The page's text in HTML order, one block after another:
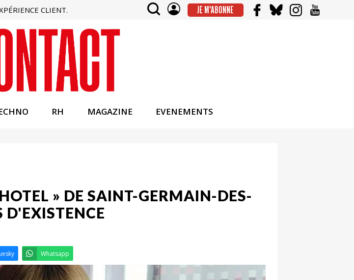
CLIENT. JE M'ABONNE
RH MAGAZINE EVENEMENTS
» DE SAINT-GERMAIN-DES-
D'EXISTENCE